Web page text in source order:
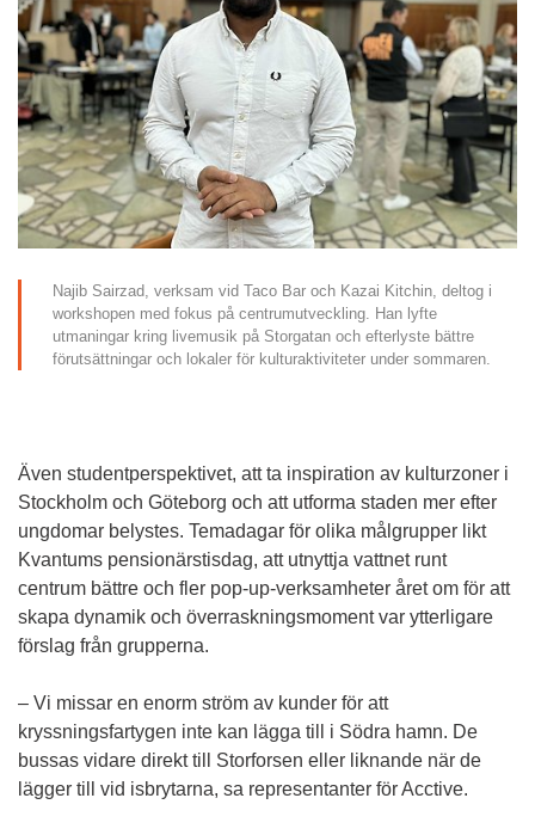
Najib Sairzad, verksam vid Taco Bar och Kazai Kitchin, deltog i
workshopen med fokus på centrumutveckling. Han lyfte
utmaningar kring livemusik på Storgatan och efterlyste bättre
förutsättningar och lokaler för kulturaktiviteter under sommaren.
Även studentperspektivet, att ta inspiration av kulturzoner i
Stockholm och Göteborg och att utforma staden mer efter
ungdomar belystes. Temadagar för olika målgrupper likt
Kvantums pensionärstisdag, att utnyttja vattnet runt
centrum bättre och fler pop-up-verksamheter året om för att
skapa dynamik och överraskningsmoment var ytterligare
förslag från grupperna.
– Vi missar en enorm ström av kunder för att
kryssningsfartygen inte kan lägga till i Södra hamn. De
bussas vidare direkt till Storforsen eller liknande när de
lägger till vid isbrytarna, sa representanter för Acctive.